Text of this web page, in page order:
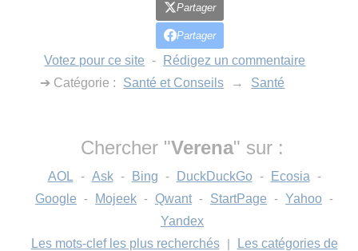
Partager
Partager
Votez pour ce site -
Rédigez un commentaire
➔ Catégorie :
Santé et Conseils → Santé
Chercher "Verena" sur :
AOL - Ask - Bing - DuckDuckGo - Ecosia -
Google - Mojeek - Qwant - StartPage - Yahoo -
Yandex
Les mots-clef les plus recherchés
|
Les catégories de